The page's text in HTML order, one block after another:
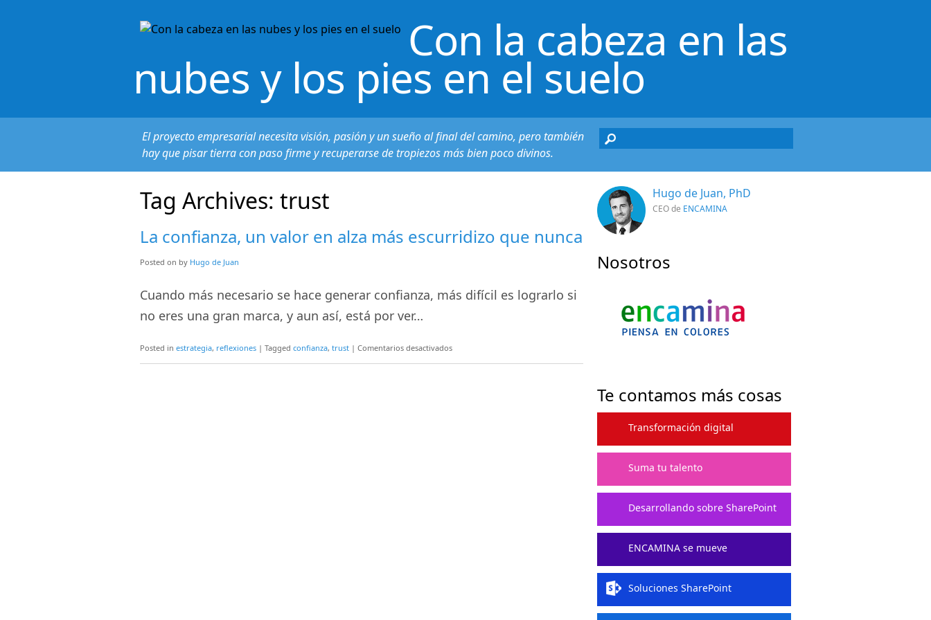
Con la cabeza en las
nubes y los pies en el suelo
El proyecto empresarial necesita visión, pasión y un sueño al final del camino, pero también
hay que pisar tierra con paso firme y recuperarse de tropiezos más bien poco divinos.
Tag Archives: trust
La confianza, un valor en alza más escurridizo que nunca
Posted on by Hugo de Juan
Cuando más necesario se hace generar confianza, más difícil es lograrlo si
no eres una gran marca, y aun así, está por ver…
Posted in estrategia, reflexiones | Tagged confianza, trust | Comentarios desactivadosen
La
Hugo de Juan, PhD
CEO de ENCAMINA
Nosotros
Te contamos más cosas
Transformación digital
Suma tu talento
Desarrollando sobre SharePoint
ENCAMINA se mueve
Soluciones SharePoint